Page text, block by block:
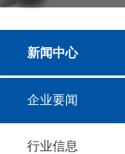
新闻中心
企业要闻
行业信息